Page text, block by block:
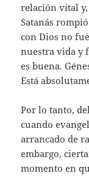
relación vital
Satanás
con Dios no
nuestra vida y
es buena.
Está
Por lo tanto,
cuando
arrancado de
embargo,
momento en